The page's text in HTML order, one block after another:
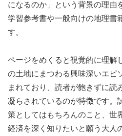
になるのか」という背景の理由
学習参考書や一般向けの地理書
す。
ページをめくると視覚的に理解
の土地にまつわる興味深いエピ
まれており、読者が飽きずに読
凝らされているのが特徴です。
策としてはもちろんのこと、世
経済を深く知りたいと願う大人